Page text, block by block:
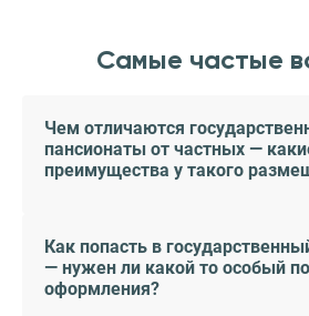
Самые частые
Чем отличаются
пансионаты от частных —
преимущества у такого
Как попасть в
— нужен ли какой то особый
оформления?